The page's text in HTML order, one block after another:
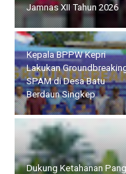
Jamnas XII Tahun 2026
Kepala BPPW Kepri
Lakukan
SPAM di Desa Batu
Berdaun Singkep
Dukung Ketahanan